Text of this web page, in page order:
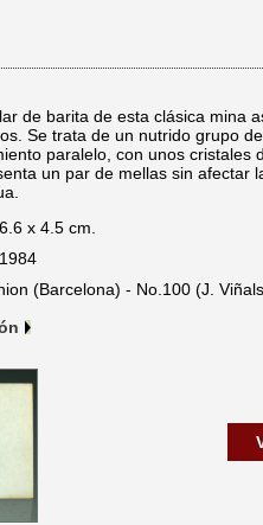
de barita de esta clásica mina
Se trata de un nutrido grupo
paralelo, con unos cristales
un par de mellas sin afectar
x 4.5 cm.
(Barcelona) - No.100 (J.